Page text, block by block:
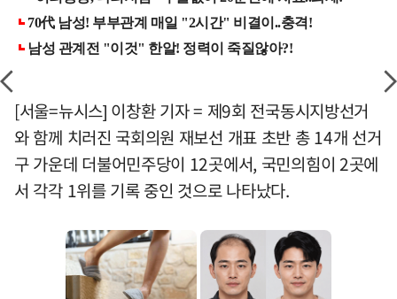
[서울=뉴시스] 이창환 기자 = 제9회 전국동시지방선거
와 함께 치러진 국회의원 재보선 개표 초반 총 14개 선거
구 가운데 더불어민주당이 12곳에서, 국민의힘이 2곳에
서 각각 1위를 기록 중인 것으로 나타났다.